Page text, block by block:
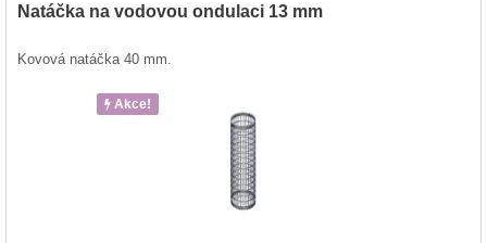
Natáčka na vodovou ondulaci 13 mm
Kovová natáčka 40 mm.
Akce!